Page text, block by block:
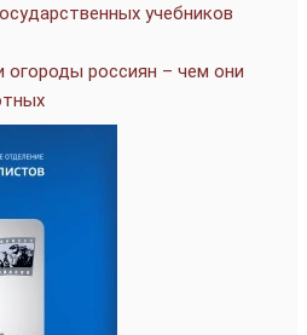
учебников
огороды россиян – чем они